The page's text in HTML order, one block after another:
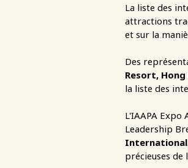
La liste des
attractions
et sur la
Des
Resort, Hong
la liste des
L'IAAPA
Leadership
International
précieuses